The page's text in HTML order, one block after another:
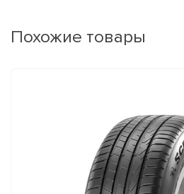
Похожие товары